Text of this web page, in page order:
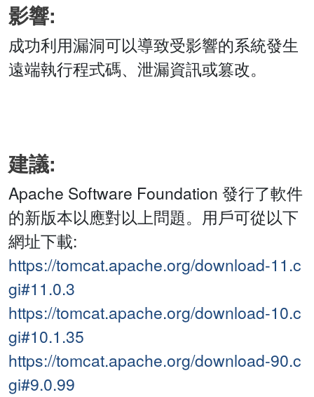
影響:
成功利用漏洞可以導致受影響的系統發生
遠端執行程式碼、泄漏資訊或篡改。
建議:
Apache Software Foundation 發行了軟件
的新版本以應對以上問題。用戶可從以下
網址下載:
https://tomcat.apache.org/download-11.c
gi#11.0.3
https://tomcat.apache.org/download-10.c
gi#10.1.35
https://tomcat.apache.org/download-90.c
gi#9.0.99